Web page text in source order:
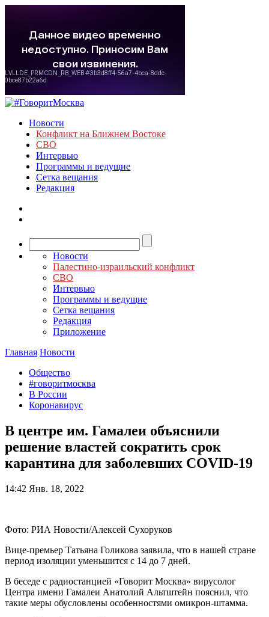
Новости
Конфликт на Ближнем Востоке
СВО
Интервью
Программы и ведущие
Сетка вещания
Редакция
Новости
Палестино-израильский конфликт
СВО
Интервью
Программы и ведущие
Сетка вещания
Редакция
Приложение
Главная Новости
Общество
#говоритмосква
В России
Коронавирус
В центре им. Гамалеи объяснили
решение властей сократить срок
карантина для заболевших COVID-19
14:42 Янв. 18, 2022
Фото: РИА Новости/Алексей Сухоруков
Вице-премьер Татьяна Голикова заявила, что в нашей стране
период изоляции уменьшится с 14 до 7 дней.
В беседе с радиостанцией «Говорит Москва» вирусолог
Центра имени Гамалеи Анатолий Альтштейн пояснил, что
такие меры обусловлены особенностями омикрон-штамма.